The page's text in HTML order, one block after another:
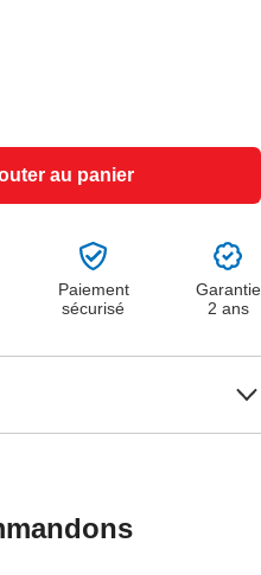
au panier
Paiement
sécurisé
Garantie
2 ans